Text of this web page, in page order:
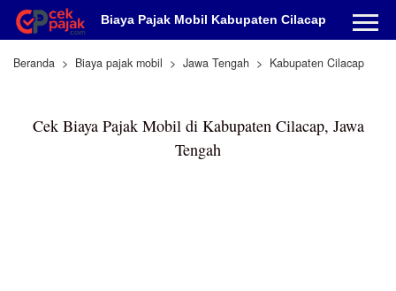
Biaya Pajak Mobil Kabupaten Cilacap
Beranda Biaya pajak mobil Jawa Tengah Kabupaten Cilacap
Cek Biaya Pajak Mobil di Kabupaten Cilacap, Jawa
Tengah